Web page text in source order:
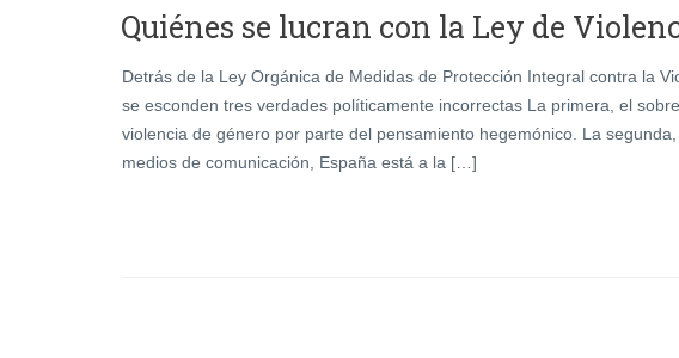
Quiénes se lucran con la Ley de
Detrás de la Ley Orgánica de Medidas de Protección Integral contra la
se esconden tres verdades políticamente incorrectas La primera, el
violencia de género por parte del pensamiento hegemónico. La
medios de comunicación, España está a la […]